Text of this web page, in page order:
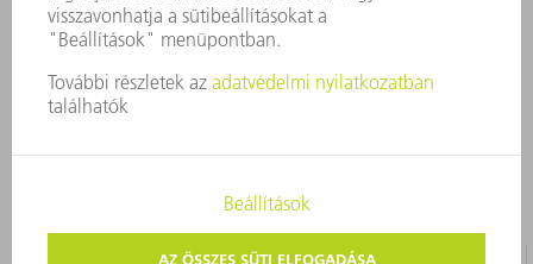
ADATVÉDELEM SZERZŐI JOG ÉS MÁRKAJELZÉS